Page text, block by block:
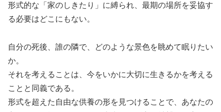
形式的な「家のしきたり」に縛られ、最期の場所を妥協す
る必要はどこにもない。
自分の死後、誰の隣で、どのような景色を眺めて眠りたい
か。
それを考えることは、今をいかに大切に生きるかを考える
ことと同義である。
形式を超えた自由な供養の形を見つけることで、あなたの